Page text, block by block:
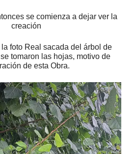
se comienza a dejar ver la
creación
foto Real sacada del árbol de
tomaron las hojas, motivo de
de esta Obra.